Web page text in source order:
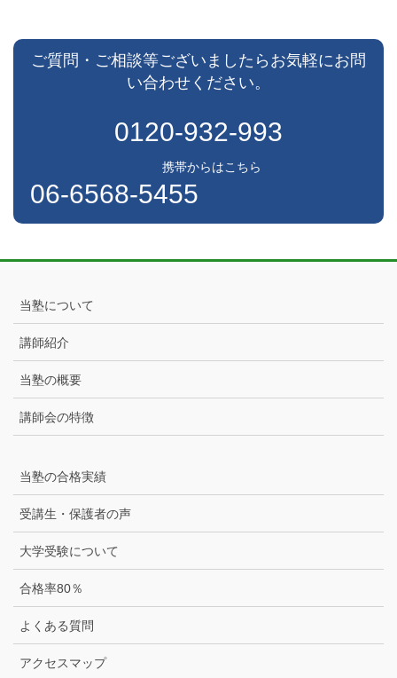
ご質問・ご相談等ございましたらお気軽にお問
い合わせください。
0120-932-993
携帯からはこちら
06-6568-5455
当塾について
講師紹介
当塾の概要
講師会の特徴
当塾の合格実績
受講生・保護者の声
大学受験について
合格率80％
よくある質問
アクセスマップ